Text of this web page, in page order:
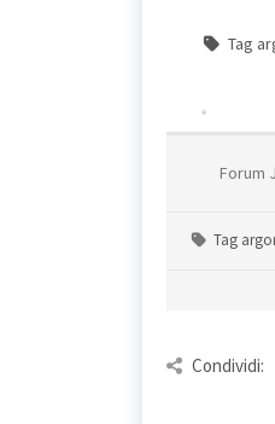
Tag
Forum
Tag
Condividi: